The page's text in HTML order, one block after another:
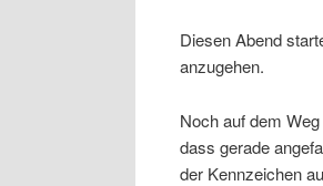
Diesen Abend
anzugehen.
Noch auf dem
dass gerade
der Kennzeichen